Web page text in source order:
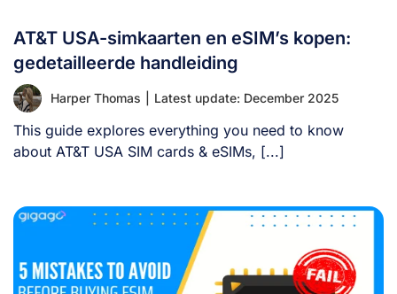
AT&T USA-simkaarten en eSIM’s kopen:
gedetailleerde handleiding
Harper Thomas Latest update: December 2025
This guide explores everything you need to know
about AT&T USA SIM cards & eSIMs, [...]